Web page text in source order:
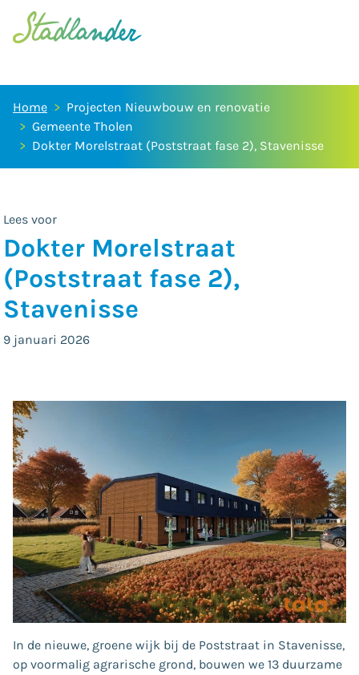
Home
Projecten Nieuwbouw en renovatie
Gemeente Tholen
Dokter Morelstraat (Poststraat fase 2), Stavenisse
Lees voor
Dokter Morelstraat
(Poststraat fase 2),
Stavenisse
9 januari 2026
In de nieuwe, groene wijk bij de Poststraat in Stavenisse,
op voormalig agrarische grond, bouwen we 13 duurzame